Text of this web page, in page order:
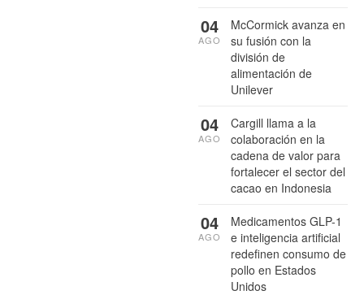
McCormick avanza en
su fusión con la
división de
alimentación de
Unilever
04
AGO
Cargill llama a la
colaboración en la
cadena de valor para
fortalecer el sector del
cacao en Indonesia
04
AGO
Medicamentos GLP-1
e inteligencia artificial
redefinen consumo de
pollo en Estados
Unidos
04
AGO